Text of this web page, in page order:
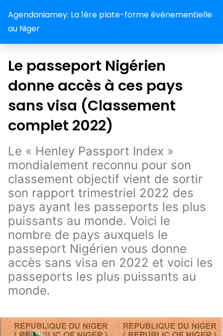
Agendaniamey: La 1ère plate-forme événementielle
au Niger
Le passeport Nigérien
donne accès à ces pays
sans visa (Classement
complet 2022)
Le « Henley Passport Index »
mondialement reconnu pour son
classement objectif vient de sortir
son rapport trimestriel 2022 des
pays ayant les passeports les plus
puissants au monde. Voici le
nombre de pays auxquels le
passeport Nigérien vous donne
accès sans visa en 2022 et voici les
passeports les plus puissants au
monde.